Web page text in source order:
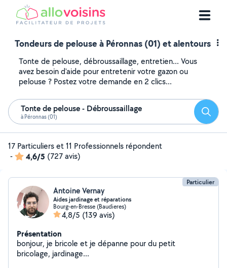
Tondeurs de pelouse à Péronnas (01) et alentours
Tonte de pelouse, débroussaillage, entretien... Vous
avez besoin d'aide pour entretenir votre gazon ou
pelouse ? Postez votre demande en 2 clics...
Tonte de pelouse - Débroussaillage
à Péronnas (01)
17 Particuliers et 11 Professionnels répondent
-
4,6/5 (727 avis)
Particulier
Antoine Vernay
Aides jardinage et réparations
Bourg-en-Bresse (Baudieres)
4,8/5 (139 avis)
Présentation
bonjour, je bricole et je dépanne pour du petit
bricolage, jardinage...